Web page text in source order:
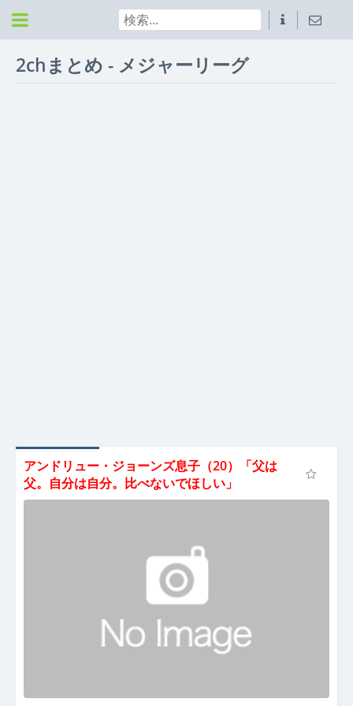
2chまとめ - メジャーリーグ
アンドリュー・ジョーンズ息子（20）「父は
父。自分は自分。比べないでほしい」